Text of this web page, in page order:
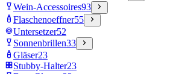
Wein-Accessoires93
Flaschenoeffner55
Untersetzer52
Sonnenbrillen33
Gläser23
Stubby-Halter23